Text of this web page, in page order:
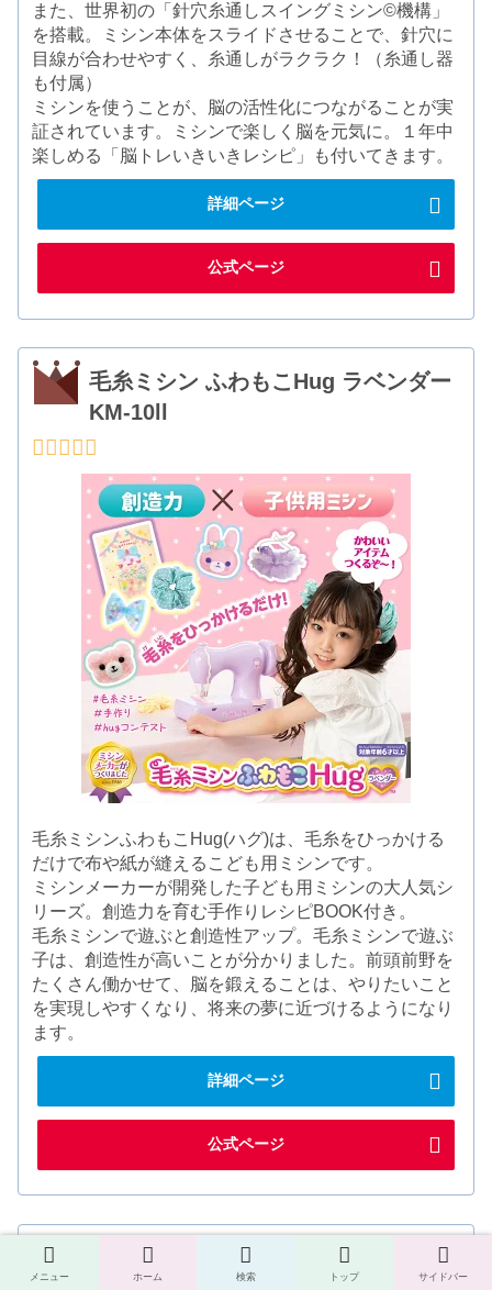
また、世界初の「針穴糸通しスイングミシン©機構」
を搭載。ミシン本体をスライドさせることで、針穴に
目線が合わせやすく、糸通しがラクラク！（糸通し器
も付属）
ミシンを使うことが、脳の活性化につながることが実
証されています。ミシンで楽しく脳を元気に。１年中
楽しめる「脳トレいきいきレシピ」も付いてきます。
詳細ページ
公式ページ
毛糸ミシン ふわもこHug ラベンダー
KM-10ll
毛糸ミシンふわもこHug(ハグ)は、毛糸をひっかける
だけで布や紙が縫えるこども用ミシンです。
ミシンメーカーが開発した子ども用ミシンの大人気シ
リーズ。創造力を育む手作りレシピBOOK付き。
毛糸ミシンで遊ぶと創造性アップ。毛糸ミシンで遊ぶ
子は、創造性が高いことが分かりました。前頭前野を
たくさん働かせて、脳を鍛えることは、やりたいこと
を実現しやすくなり、将来の夢に近づけるようになり
ます。
詳細ページ
公式ページ
毛糸ミシンHug ハグ KM-01A ミシン
メニュー ホーム 検索 トップ サイドバー